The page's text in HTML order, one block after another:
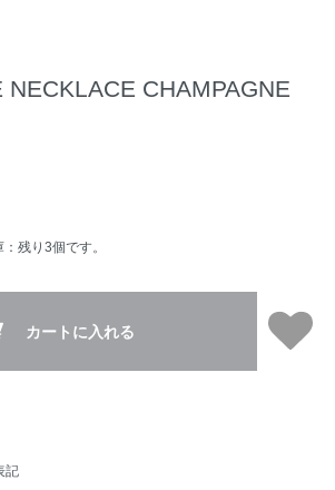
NECKLACE CHAMPAGNE
：残り3個です。
カートに入れる
記